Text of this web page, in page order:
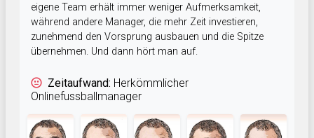
eigene Team erhält immer weniger Aufmerksamkeit,
während andere Manager, die mehr Zeit investieren,
zunehmend den Vorsprung ausbauen und die Spitze
übernehmen. Und dann hört man auf.
Zeitaufwand: Herkömmlicher
Onlinefussballmanager